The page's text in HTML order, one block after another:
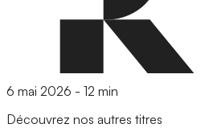
6 mai 2026 - 12 min
Découvrez nos autres titres